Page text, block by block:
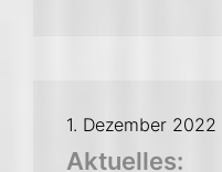
1. Dezember 2022
Aktuelles: